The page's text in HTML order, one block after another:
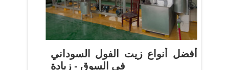
أفضل أنواع زيت الفول السوداني
في السوق - زيادة